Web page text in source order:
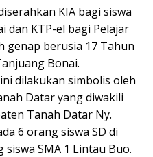
KIA bagi siswa
dan KTP-el bagi Pelajar
genap berusia 17 Tahun
Bonai.
dilakukan simbolis oleh
Datar yang diwakili
Tanah Datar Ny.
6 orang siswa SD di
SMA 1 Lintau Buo.